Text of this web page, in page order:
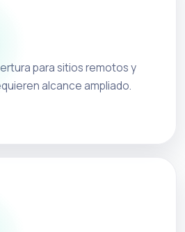
para sitios remotos y
alcance ampliado.